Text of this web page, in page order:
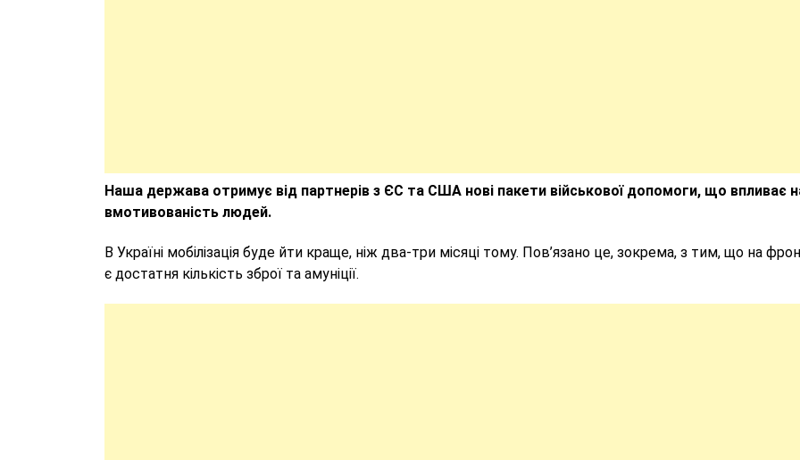
Наша держава отримує від партнерів з ЄС та США нові пакети військової допомоги, що впливає
вмотивованість людей.
В Україні мобілізація буде йти краще, ніж два-три місяці тому. Пов’язано це, зокрема, з тим, що на
є достатня кількість зброї та амуніції.